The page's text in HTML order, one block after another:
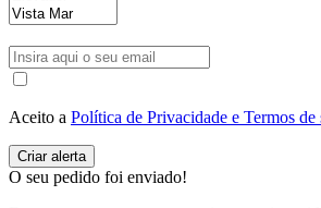
Aceito a Política de Privacidade e Termos de
O seu pedido foi enviado!